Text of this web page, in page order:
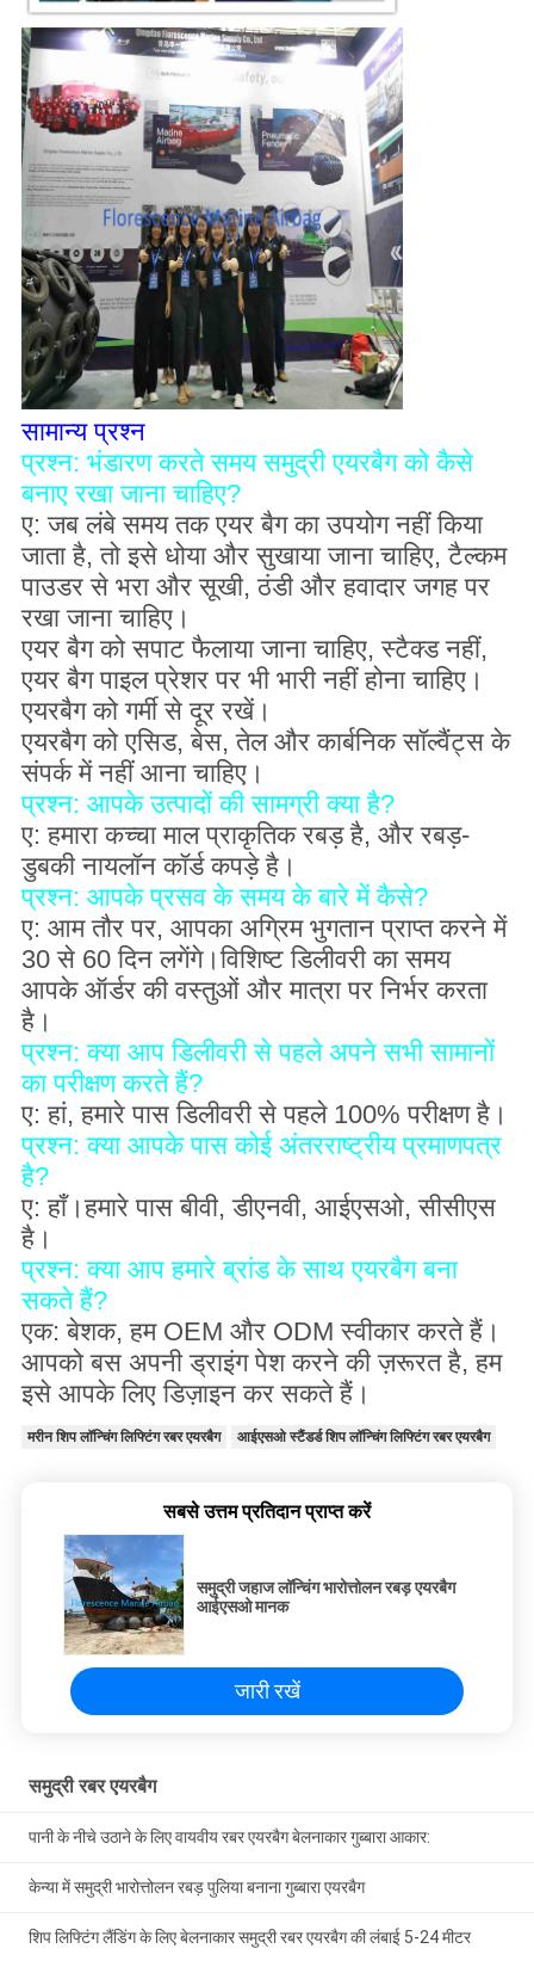
सामान्य प्रश्न
प्रश्न: भंडारण करते समय समुद्री एयरबैग को कैसे
बनाए रखा जाना चाहिए?
ए: जब लंबे समय तक एयर बैग का उपयोग नहीं किया
जाता है, तो इसे धोया और सुखाया जाना चाहिए, टैल्कम
पाउडर से भरा और सूखी, ठंडी और हवादार जगह पर
रखा जाना चाहिए।
एयर बैग को सपाट फैलाया जाना चाहिए, स्टैक्ड नहीं,
एयर बैग पाइल प्रेशर पर भी भारी नहीं होना चाहिए।
एयरबैग को गर्मी से दूर रखें।
एयरबैग को एसिड, बेस, तेल और कार्बनिक सॉल्वैंट्स के
संपर्क में नहीं आना चाहिए।
प्रश्न: आपके उत्पादों की सामग्री क्या है?
ए: हमारा कच्चा माल प्राकृतिक रबड़ है, और रबड़-
डुबकी नायलॉन कॉर्ड कपड़े है।
प्रश्न: आपके प्रसव के समय के बारे में कैसे?
ए: आम तौर पर, आपका अग्रिम भुगतान प्राप्त करने में
30 से 60 दिन लगेंगे।विशिष्ट डिलीवरी का समय
आपके ऑर्डर की वस्तुओं और मात्रा पर निर्भर करता
है।
प्रश्न: क्या आप डिलीवरी से पहले अपने सभी सामानों
का परीक्षण करते हैं?
ए: हां, हमारे पास डिलीवरी से पहले 100% परीक्षण है।
प्रश्न: क्या आपके पास कोई अंतरराष्ट्रीय प्रमाणपत्र
है?
ए: हाँ।हमारे पास बीवी, डीएनवी, आईएसओ, सीसीएस
है।
प्रश्न: क्या आप हमारे ब्रांड के साथ एयरबैग बना
सकते हैं?
एक: बेशक, हम OEM और ODM स्वीकार करते हैं।
आपको बस अपनी ड्राइंग पेश करने की ज़रूरत है, हम
इसे आपके लिए डिज़ाइन कर सकते हैं।
मरीन शिप लॉन्चिंग लिफ्टिंग रबर एयरबैग आईएसओ स्टैंडर्ड शिप लॉन्चिंग लिफ्टिंग रबर एयरबैग
सबसे उत्तम प्रतिदान प्राप्त करें
समुद्री जहाज लॉन्चिंग भारोत्तोलन रबड़ एयरबैग
आईएसओ मानक
जारी रखें
समुद्री रबर एयरबैग
पानी के नीचे उठाने के लिए वायवीय रबर एयरबैग बेलनाकार गुब्बारा आकार:
केन्या में समुद्री भारोत्तोलन रबड़ पुलिया बनाना गुब्बारा एयरबैग
शिप लिफ्टिंग लैंडिंग के लिए बेलनाकार समुद्री रबर एयरबैग की लंबाई 5-24 मीटर